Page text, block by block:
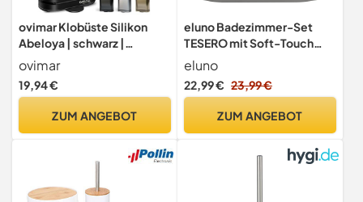
ovimar Klobüste Silikon
Abeloya | schwarz |
Toilettenbürste | WC Bürste
mit Belüftung | Edelstahl |
abnehmbare Tropfschale |
Wandbefestigung im
ovimar
19,94 €
ZUM ANGEBOT
eluno Badezimmer-Set
TESERO mit Soft-Touch
Oberfläche, Bad-
Accessoires Set 3tlg.
bestehend aus 1x
und 1x Schale, ideal für
Kunststoff (Taupe)
eluno
22,99 € 23,99 €
ZUM ANGEBOT